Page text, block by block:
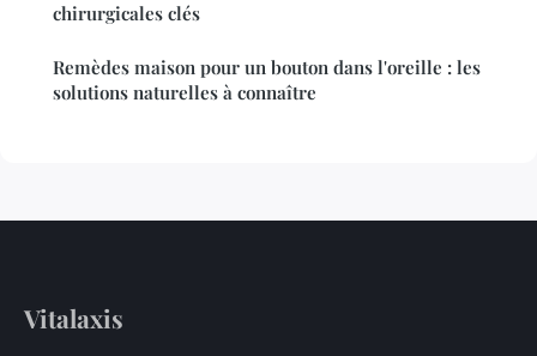
chirurgicales clés
Remèdes maison pour un bouton dans l'oreille : les
solutions naturelles à connaître
Vitalaxis